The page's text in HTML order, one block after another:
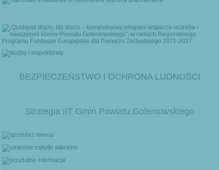
BEZPIECZEŃSTWO I OCHRONA LUDNOŚCI
Strategia IIT Gmin Powiatu Goleniowskiego